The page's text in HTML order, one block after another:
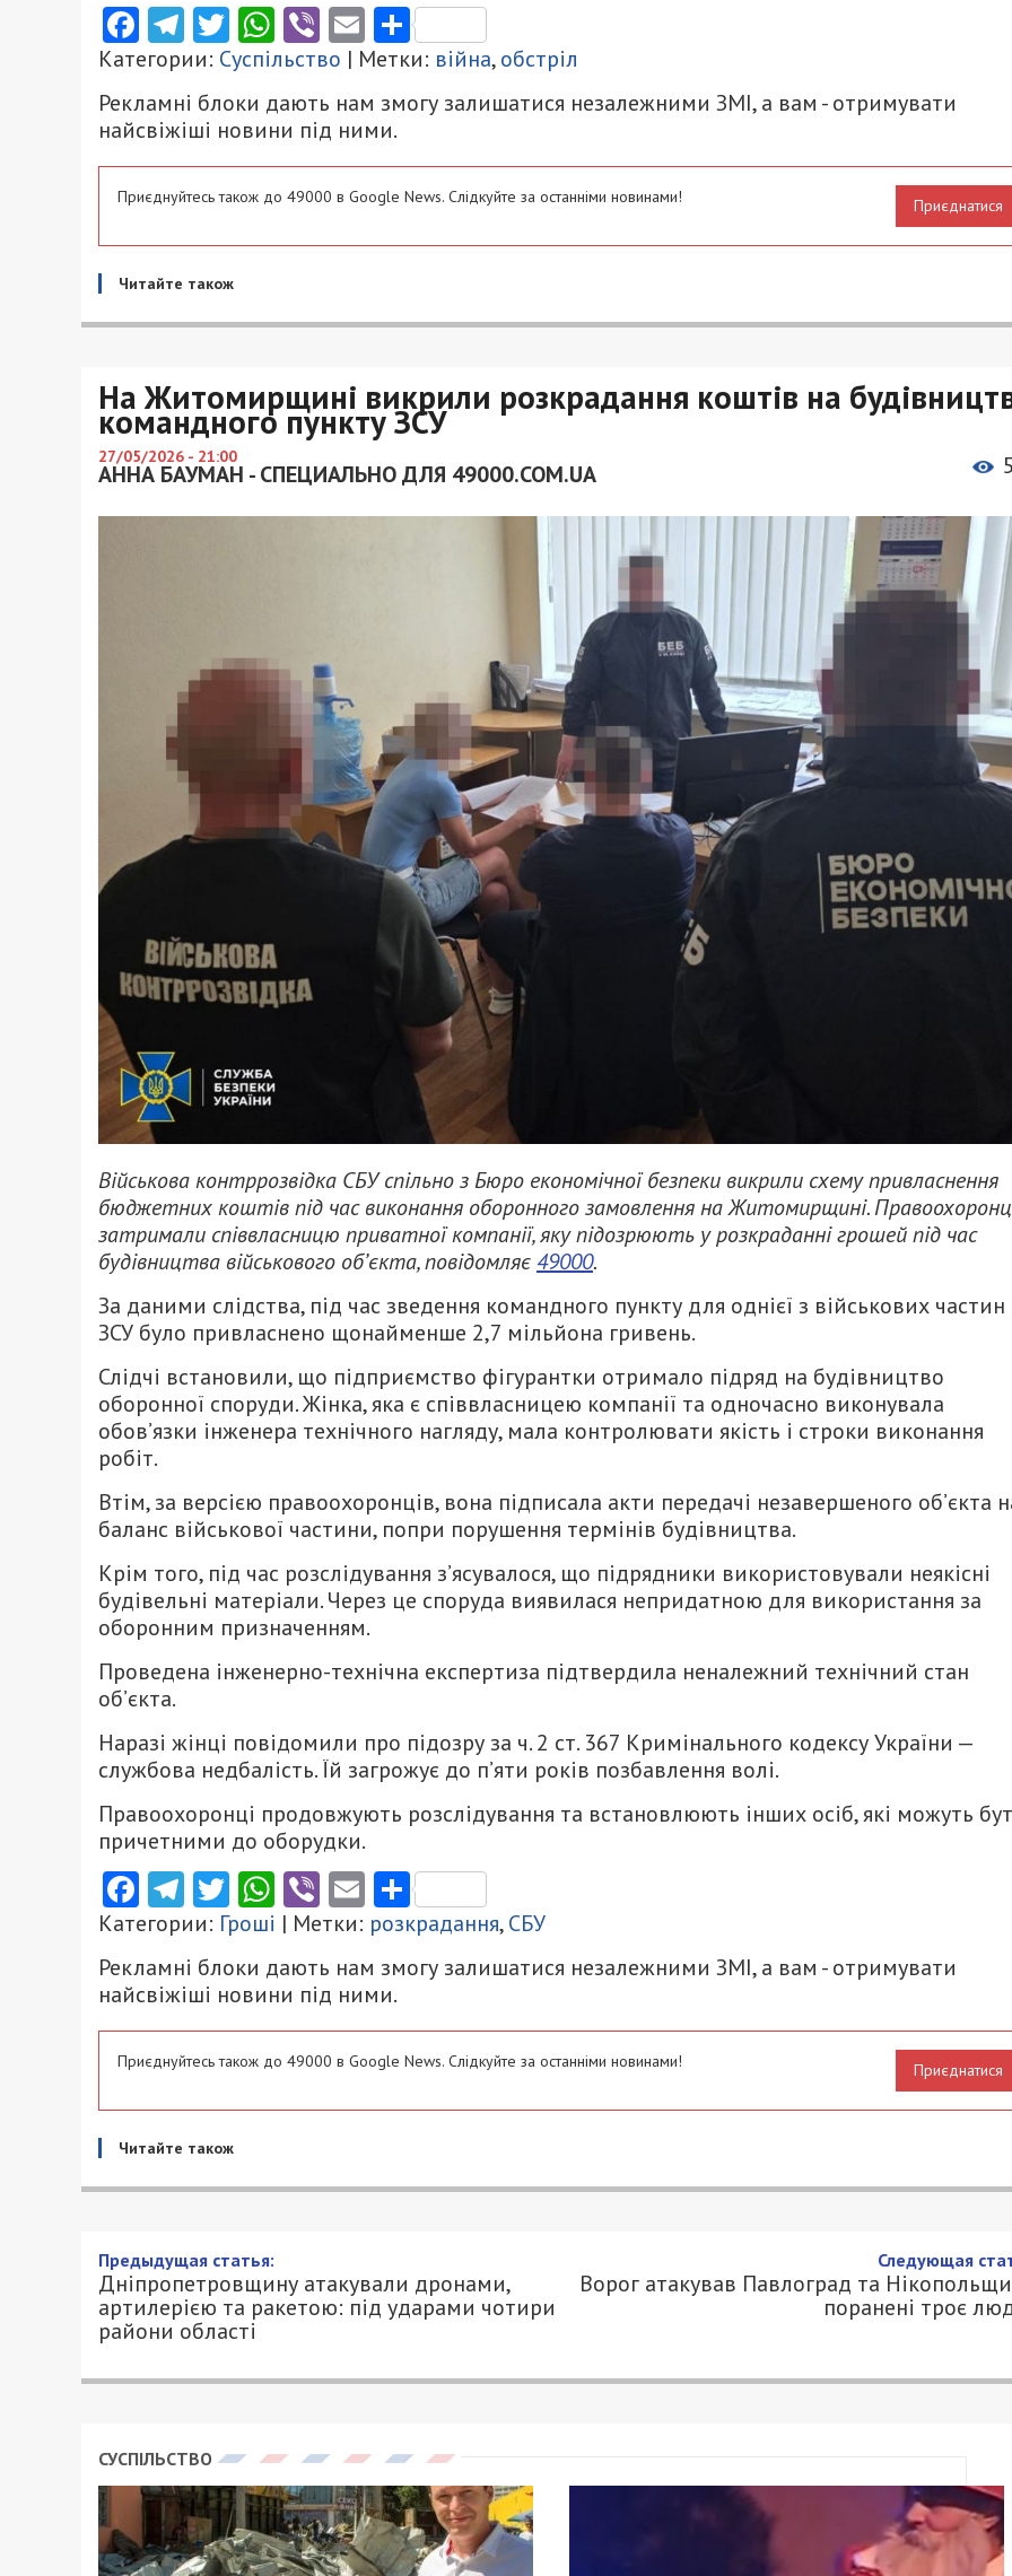
Facebook
Telegram
Twitter
WhatsApp
ViberEmailПоділитися
Категории: Суспільство | Метки: війна,обстріл
Рекламні блоки дають нам змогу залишатися незалежними ЗМІ, а вам - отримувати
найсвіжіші новини під ними.
Приєднуйтесь також до 49000 в Google News. Слідкуйте за останніми новинами! Приєднатися
Читайте також
На Житомирщині викрили розкрадання коштів на
командного пункту ЗСУ
27/05/2026 - 21:00
АННА БАУМАН - СПЕЦИАЛЬНО ДЛЯ 49000.COM.UA
Військова контррозвідка СБУ спільно з Бюро економічної безпеки викрили схему привласнення
бюджетних коштів під час виконання оборонного замовлення на Житомирщині.
затримали співвласницю приватної компанії, яку підозрюють у розкраданні грошей під час
будівництва військового об’єкта, повідомляє49000.
За даними слідства, під час зведення командного пункту для однієї з військових частин
ЗСУ було привласнено щонайменше 2,7 мільйона гривень.
Слідчі встановили, що підприємство фігурантки отримало підряд на будівництво
оборонної споруди. Жінка, яка є співвласницею компанії та одночасно виконувала
обов’язки інженера технічного нагляду, мала контролювати якість і строки виконання
робіт.
Втім, за версією правоохоронців, вона підписала акти передачі незавершеного об’єкта
баланс військової частини, попри порушення термінів будівництва.
Крім того, під час розслідування з’ясувалося, що підрядники використовували неякісні
будівельні матеріали. Через це споруда виявилася непридатною для використання за
оборонним призначенням.
Проведена інженерно-технічна експертиза підтвердила неналежний технічний стан
об’єкта.
Наразі жінці повідомили про підозру за ч. 2 ст. 367 Кримінального кодексу України —
службова недбалість. Їй загрожує до п’яти років позбавлення волі.
Правоохоронці продовжують розслідування та встановлюють інших осіб, які можуть
причетними до оборудки.
Facebook
Telegram
Twitter
WhatsApp
ViberEmailПоділитися
Категории: Гроші | Метки: розкрадання,СБУ
Рекламні блоки дають нам змогу залишатися незалежними ЗМІ, а вам - отримувати
найсвіжіші новини під ними.
Приєднуйтесь також до 49000 в Google News. Слідкуйте за останніми новинами! Приєднатися
Читайте також
Дніпропетровщину атакували дронами, артилерією та
ракетою: під ударами чотири райони області
27/05/2026 - 19:00
АННА БАУМАН - СПЕЦИАЛЬНО ДЛЯ 49000.COM.UA